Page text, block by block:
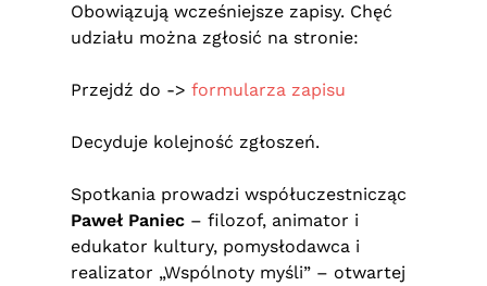
Obowiązują wcześniejsze zapisy. Chęć
udziału można zgłosić na stronie:
Przejdź do -> formularza zapisu
Decyduje kolejność zgłoszeń.
Spotkania prowadzi współuczestnicząc
Paweł Paniec – filozof, animator i
edukator kultury, pomysłodawca i
realizator „Wspólnoty myśli” – otwartej